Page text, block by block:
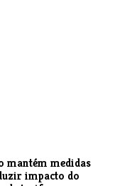
mantém medidas
impacto do